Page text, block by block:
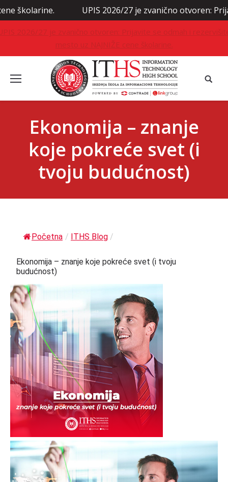
UPIS 2026/27 je zvanično otvoren: Prijavite se
2026/27 je zvanično otvoren: Prijavite se odmah i
mesto uz NAJNIŽE cene školarine.
Ekonomija – znanje
koje pokreće svet (i
tvoju budućnost)
Početna / ITHS Blog /
Ekonomija – znanje koje pokreće svet (i tvoju
budućnost)